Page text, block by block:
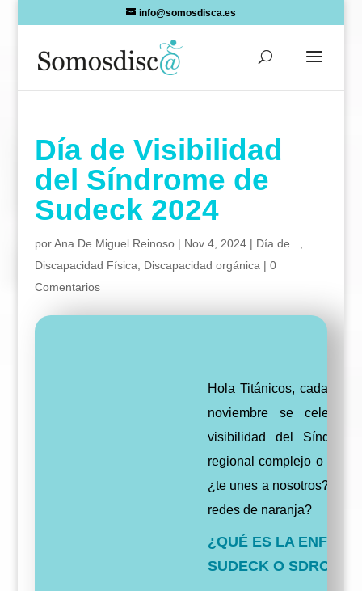
info@somosdisca.es
Día de Visibilidad
del Síndrome de
Sudeck 2024
porAna De Miguel Reinoso| Nov 4, 2024| Día de...
Discapacidad Física
Discapacidad orgánica | 0
Comentarios
Hola Titánicos, cada
noviembre se
visibilidad del
regional complejo o
¿te unes a nosotros?
redes de naranja?
¿QUÉ ES LA
SUDECK O SDRC?